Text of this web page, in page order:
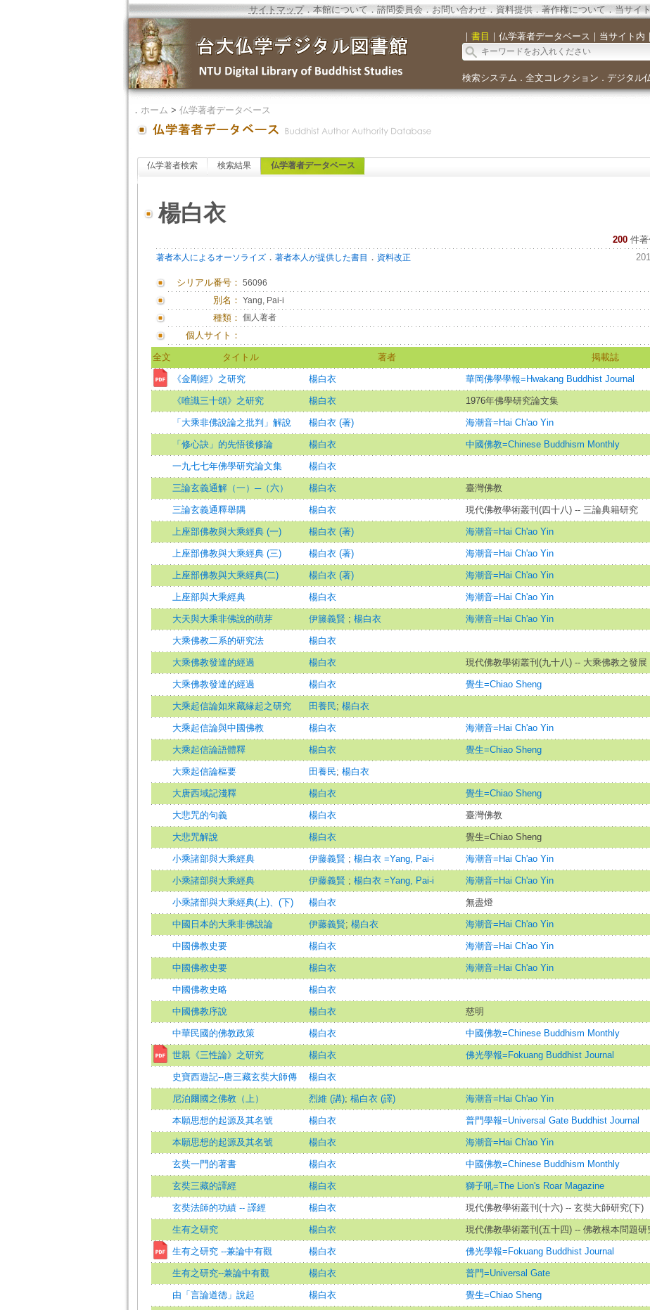
サイトマップ．本館について．諮問委員会． お問い合わせ． 資料提供．著作権について．当サイ
｜ 書目 ｜ 仏学著者データベース ｜ 当サイト内 ｜
検索システム ． 全文コレクション ． デジタル
． ホーム > 仏学著者データベース
仏学著者検索 検索結果 仏学著者データベース
楊白衣
200 件著
著者本人によるオーソライズ． 著者本人が提供した書目 ． 資料改正
シリアル番号： 56096
別名： Yang, Pai-i
種類： 個人著者
個人サイト：
全文 タイトル 著者 掲載誌
《金剛經》之研究 楊白衣 華岡佛學學報=Hwakang Buddhist Journal
《唯識三十頌》之研究 楊白衣 1976年佛學研究論文集
「大乘非佛說論之批判」解說 楊白衣 (著) 海潮音=Hai Ch'ao Yin
「修心訣」的先悟後修論 楊白衣 中國佛教=Chinese Buddhism Monthly
一九七七年佛學研究論文集 楊白衣
三論玄義通解（一）─（六） 楊白衣 臺灣佛教
三論玄義通釋舉隅 楊白衣 現代佛教學術叢刊(四十八) -- 三論典籍研究
上座部佛教與大乘經典 (一) 楊白衣 (著) 海潮音=Hai Ch'ao Yin
上座部佛教與大乘經典 (三) 楊白衣 (著) 海潮音=Hai Ch'ao Yin
上座部佛教與大乘經典(二) 楊白衣 (著) 海潮音=Hai Ch'ao Yin
上座部與大乘經典 楊白衣 海潮音=Hai Ch'ao Yin
大天與大乘非佛說的萌芽 伊籐義賢 ; 楊白衣 海潮音=Hai Ch'ao Yin
大乘佛教二系的研究法 楊白衣
大乘佛教發達的經過 楊白衣 現代佛教學術叢刊(九十八) -- 大乘佛教之發展
大乘佛教發達的經過 楊白衣 覺生=Chiao Sheng
大乘起信論如來藏緣起之研究 田養民; 楊白衣
大乘起信論與中國佛教 楊白衣 海潮音=Hai Ch'ao Yin
大乘起信論語體釋 楊白衣 覺生=Chiao Sheng
大乘起信論樞要 田養民; 楊白衣
大唐西域記淺釋 楊白衣 覺生=Chiao Sheng
大悲咒的句義 楊白衣 臺灣佛教
大悲咒解說 楊白衣 覺生=Chiao Sheng
小乘諸部與大乘經典 伊藤義賢 ; 楊白衣 =Yang, Pai-i 海潮音=Hai Ch'ao Yin
小乘諸部與大乘經典 伊藤義賢 ; 楊白衣 =Yang, Pai-i 海潮音=Hai Ch'ao Yin
小乘諸部與大乘經典(上)、(下) 楊白衣 無盡燈
中國日本的大乘非佛說論 伊藤義賢; 楊白衣 海潮音=Hai Ch'ao Yin
中國佛教史要 楊白衣 海潮音=Hai Ch'ao Yin
中國佛教史要 楊白衣 海潮音=Hai Ch'ao Yin
中國佛教史略 楊白衣
中國佛教序說 楊白衣 慈明
中華民國的佛教政策 楊白衣 中國佛教=Chinese Buddhism Monthly
世親《三性論》之研究 楊白衣 佛光學報=Fokuang Buddhist Journal
史寶西遊記--唐三藏玄奘大師傳 楊白衣
尼泊爾國之佛教（上） 烈維 (講); 楊白衣 (譯) 海潮音=Hai Ch'ao Yin
本願思想的起源及其名號 楊白衣 普門學報=Universal Gate Buddhist Journal
本願思想的起源及其名號 楊白衣 海潮音=Hai Ch'ao Yin
玄奘一門的著書 楊白衣 中國佛教=Chinese Buddhism Monthly
玄奘三藏的譯經 楊白衣 獅子吼=The Lion's Roar Magazine
玄奘法師的功績 -- 譯經 楊白衣 現代佛教學術叢刊(十六) -- 玄奘大師研究(下)
生有之研究 楊白衣 現代佛教學術叢刊(五十四) -- 佛教根本問題研
生有之研究 --兼論中有觀 楊白衣 佛光學報=Fokuang Buddhist Journal
生有之研究--兼論中有觀 楊白衣 普門=Universal Gate
由「言論道德」說起 楊白衣 覺生=Chiao Sheng